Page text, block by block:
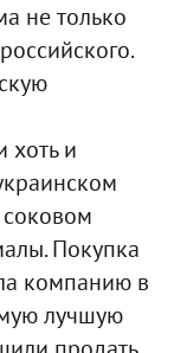
не только
хоть и
Покупка
компанию в
лучшую